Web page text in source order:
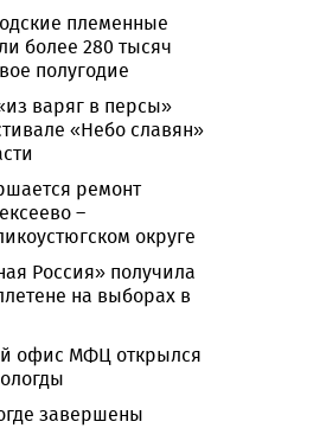
племенные
более 280 тысяч
полугодие
варяг в персы»
«Небо славян»
ремонт
–
округе
Россия» получила
на выборах в
офис МФЦ открылся
завершены